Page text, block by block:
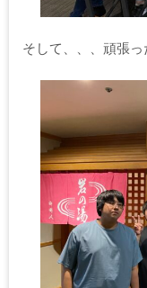
そして、、、頑張